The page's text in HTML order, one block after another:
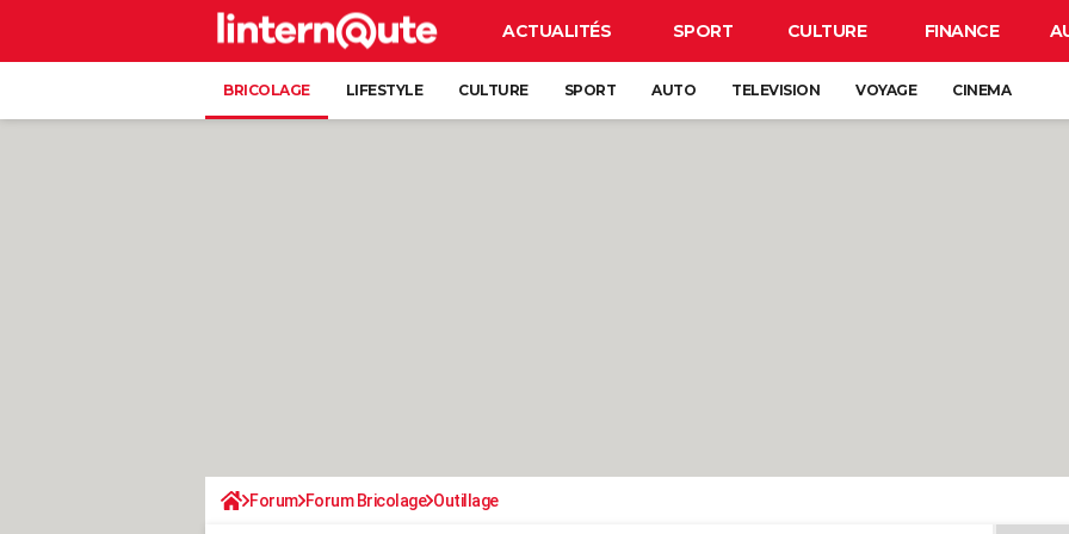
ACTUALITÉS SPORT CULTURE FINANCE
BRICOLAGE LIFESTYLE CULTURE SPORT AUTO TELEVISION VOYAGE CINEMA
Forum Forum Bricolage Outillage